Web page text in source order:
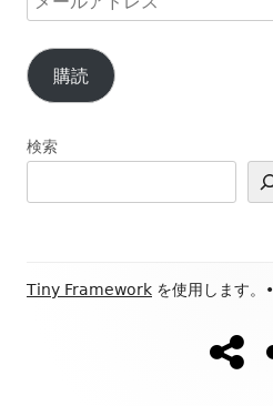
ー
ル
ア
ド
ス
購読
検索
フ
Tiny Framework を使用します。 •
【ウ
ォ